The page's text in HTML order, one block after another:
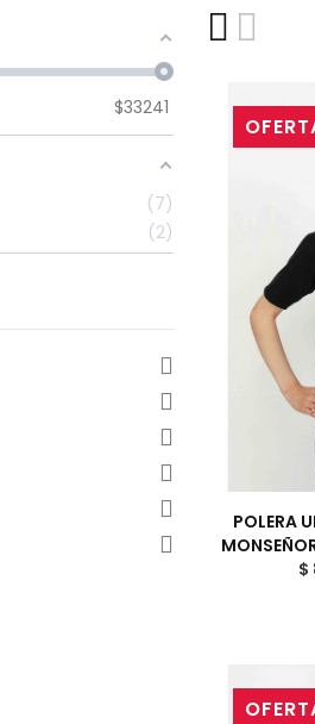
POLERA
$
$33241
7
2